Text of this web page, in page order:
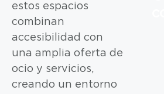
estos espacios
combinan
accesibilidad con
una amplia oferta de
ocio y servicios,
creando un entorno